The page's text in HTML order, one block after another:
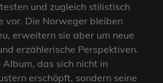
und zugleich stilistisch
vor. Die Norweger bleiben
erweitern sie aber um neue
erzählerische Perspektiven.
das sich nicht in
erschöpft, sondern seine